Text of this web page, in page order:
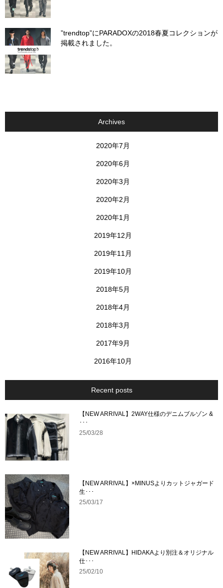
”trendtop”にPARADOXの2018春夏コレクションが
掲載されました。
Archives
2020年7月
2020年6月
2020年3月
2020年2月
2020年1月
2019年12月
2019年11月
2019年10月
2018年5月
2018年4月
2018年3月
2017年9月
2016年10月
Recent posts
【NEW ARRIVAL】2WAY仕様のデニムブルゾン &
･･･
25/03/28
【NEW ARRIVAL】×MINUSよりカットジャガード
生･･･
25/03/17
【NEW ARRIVAL】HIDAKAより別注＆オリジナル
仕･･･
25/02/10